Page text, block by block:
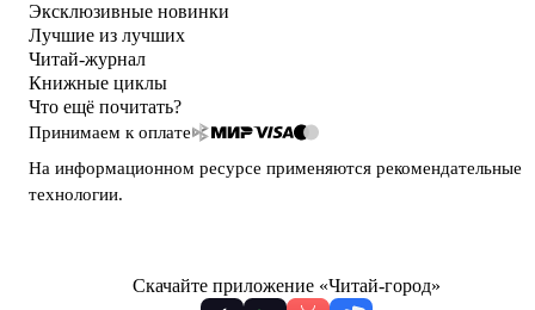
Эксклюзивные новинки
Лучшие из лучших
Читай-журнал
Книжные циклы
Что ещё почитать?
Принимаем к оплате
На информационном ресурсе применяются рекомендательные
технологии.
Скачайте приложение «Читай-город»